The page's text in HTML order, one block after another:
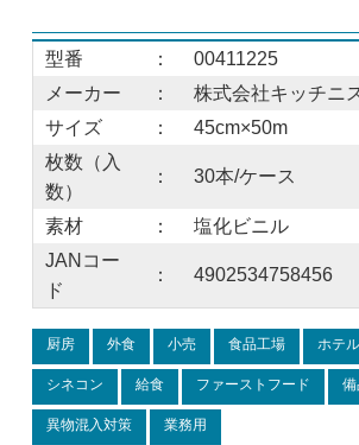
型番 ：
00411225
メーカー
：
株式会社キッチニ
サイズ
：
45cm×50m
枚数（入
数）
： 30本/ケース
素材 ：
塩化ビニル
JANコー
ド
： 4902534758456
厨房 外食 小売 食品工場 ホテル
シネコン 給食 ファーストフード
異物混入対策 業務用